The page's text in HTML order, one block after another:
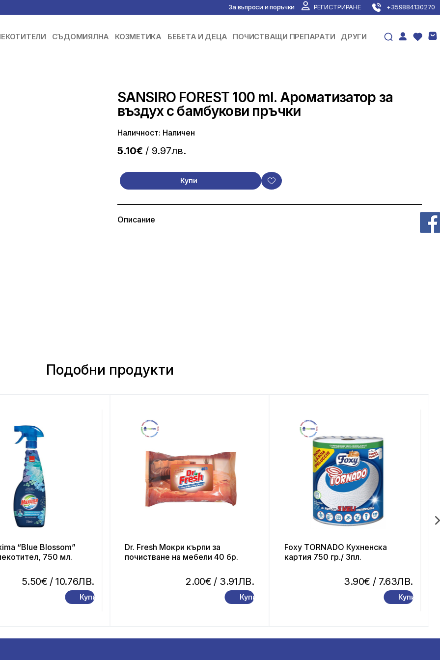
За въпроси и поръчки РЕГИСТРИРАНЕ +359884130270
ПОЧИСТВАЩИ ПРЕПАРАТИ
СЪДОМИЯЛНА КОЗМЕТИКА БЕБЕТА И ДЕЦА ДРУГИ
SANSIRO FOREST 100 ml. Ароматизатор за
въздух с бамбукови пръчки
Наличност: Наличен
5.10€ / 9.97лв.
Купи
Описание
Подобни продукти
5.50€ / 10.76ЛВ.
“Blue Blossom”
750 мл.
Купи
2.00€ / 3.91ЛВ.
Dr. Fresh Мокри кърпи за
почистване на мебели 40 бр.
Купи
3.90€ / 7.63ЛВ.
Foxy TORNADO Кухненска
картия 750 гр./ 3пл.
Купи